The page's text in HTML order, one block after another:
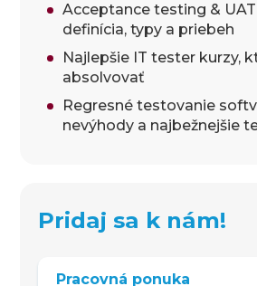
Acceptance testing &
definícia, typy a priebeh
Najlepšie IT tester kurzy,
absolvovať
Regresné testovanie
nevýhody a najbežnejšie
Pridaj sa k nám!